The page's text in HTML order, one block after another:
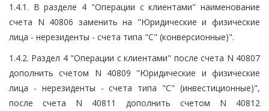
1.4.1. В разделе 4 "Операции с клиентами" наименование
счета N 40806 заменить на "Юридические и физические
лица - нерезиденты - счета типа "С" (конверсионные)".
1.4.2. Раздел 4 "Операции с клиентами" после счета N 40807
дополнить счетом N 40809 "Юридические и физические
лица - нерезиденты - счета типа "С" (инвестиционные)",
после счета N 40811 дополнить счетом N 40812